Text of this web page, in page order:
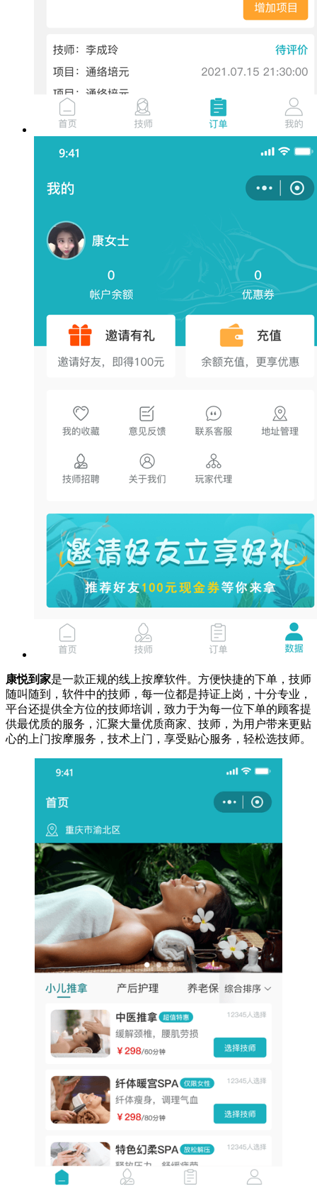
康悦到家是一款正规的线上按摩软件。方便快捷的下单，技师
随叫随到，软件中的技师，每一位都是持证上岗，十分专业，
平台还提供全方位的技师培训，致力于为每一位下单的顾客提
供最优质的服务，汇聚大量优质商家、技师，为用户带来更贴
心的上门按摩服务，技术上门，享受贴心服务，轻松选技师。